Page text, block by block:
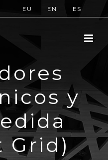
EU EN ES
y
Grid)